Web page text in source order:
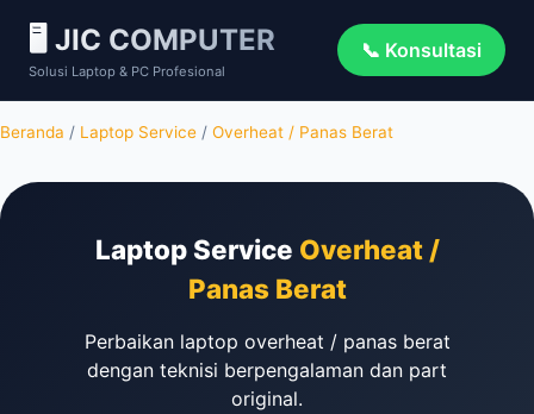
🖥️ JIC COMPUTER
Solusi Laptop & PC Profesional
📞 Konsultasi
Beranda / Laptop Service / Overheat / Panas Berat
Laptop Service Overheat /
Panas Berat
Perbaikan laptop overheat / panas berat
dengan teknisi berpengalaman dan part
original.